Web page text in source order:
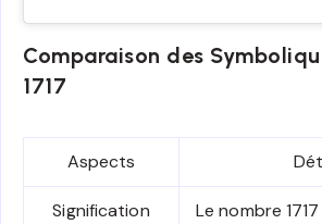
Comparaison des
1717
Aspects
Signification
Le nombre